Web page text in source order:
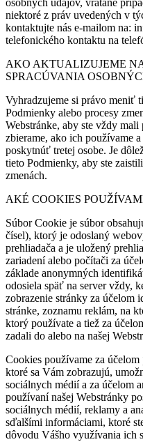
osobných údajov, vrátane
niektoré z práv uvedených v
kontaktujte nás e-mailom na:
telefonického kontaktu na
AKO AKTUALIZUJEME
SPRACÚVANIA
Vyhradzujeme si právo meniť
Podmienky alebo procesy
Webstránke, aby ste vždy
zbierame, ako ich používame
poskytnúť tretej osobe. Je
tieto Podmienky, aby ste
zmenách.
AKÉ COOKIES
Súbor Cookie je súbor
čísel), ktorý je odoslaný
prehliadača a je uložený
zariadení alebo počítači za
základe anonymných
odosiela späť na server vždy,
zobrazenie stránky za účelom
stránke, zoznamu reklám, na
ktorý používate a tiež za
zadali do alebo na našej
Cookies používame za účelom
ktoré sa Vám zobrazujú,
sociálnych médií a za účelom
používaní našej Webstránky
sociálnych médií, reklamy a
sďalšími informáciami, ktoré
dôvodu Vášho využívania ich